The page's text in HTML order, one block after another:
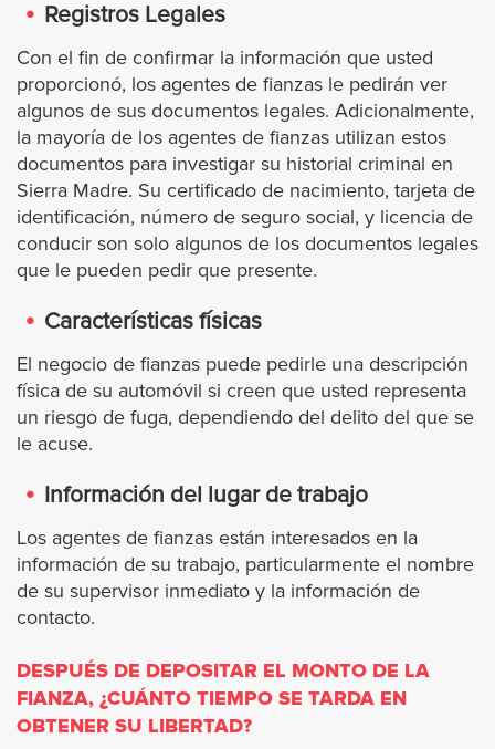
Lake Forest
Mission Viejo
Newport Beach
Orange
Orange County Warrants
Santa Ana
Yorba Linda
Banning
Registros Legales
Con el fin de confirmar la información que usted
proporcionó, los agentes de fianzas le pedirán ver
algunos de sus documentos legales. Adicionalmente,
la mayoría de los agentes de fianzas utilizan estos
documentos para investigar su historial criminal en
Sierra Madre. Su certificado de nacimiento, tarjeta de
identificación, número de seguro social, y licencia de
conducir son solo algunos de los documentos legales
que le pueden pedir que presente.
Características físicas
El negocio de fianzas puede pedirle una descripción
física de su automóvil si creen que usted representa
un riesgo de fuga, dependiendo del delito del que se
le acuse.
Información del lugar de trabajo
Los agentes de fianzas están interesados en la
información de su trabajo, particularmente el nombre
de su supervisor inmediato y la información de
contacto.
DESPUÉS DE DEPOSITAR EL MONTO DE LA
FIANZA, ¿CUÁNTO TIEMPO SE TARDA EN
OBTENER SU LIBERTAD?